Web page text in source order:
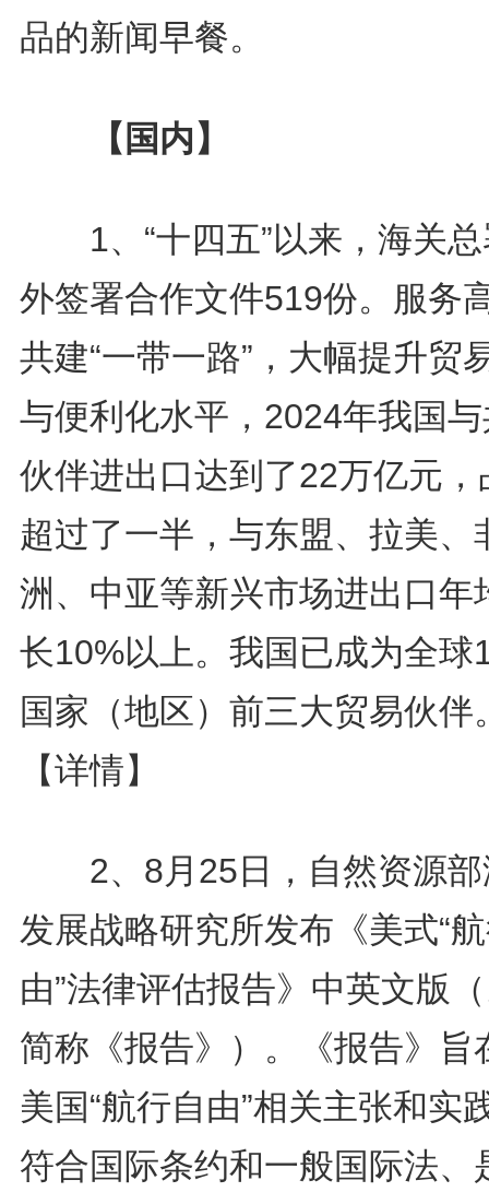
品的新闻早餐。
【国内】
1、“十四五”以来，海关总
外签署合作文件519份。服务
共建“一带一路”，大幅提升贸
与便利化水平，2024年我国
伙伴进出口达到了22万亿元，
超过了一半，与东盟、拉美、
洲、中亚等新兴市场进出口年
长10%以上。我国已成为全球
国家（地区）前三大贸易伙伴
【详情】
2、8月25日，自然资源部
发展战略研究所发布《美式“
由”法律评估报告》中英文版
简称《报告》）。《报告》旨
美国“航行自由”相关主张和实
符合国际条约和一般国际法、